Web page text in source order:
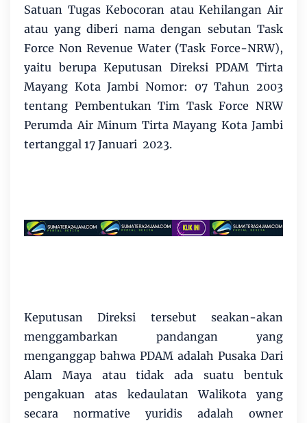
Satuan Tugas Kebocoran atau Kehilangan Air
atau yang diberi nama dengan sebutan Task
Force Non Revenue Water (Task Force-NRW),
yaitu berupa Keputusan Direksi PDAM Tirta
Mayang Kota Jambi Nomor: 07 Tahun 2003
tentang Pembentukan Tim Task Force NRW
Perumda Air Minum Tirta Mayang Kota Jambi
tertanggal 17 Januari 2023.
Keputusan Direksi tersebut seakan-akan
menggambarkan pandangan yang
menganggap bahwa PDAM adalah Pusaka Dari
Alam Maya atau tidak ada suatu bentuk
pengakuan atas kedaulatan Walikota yang
secara normative yuridis adalah owner